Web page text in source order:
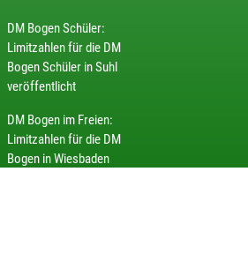
DM Bogen Schüler:
Limitzahlen für die DM
Bogen Schüler in Suhl
veröffentlicht
DM Bogen im Freien:
Limitzahlen für die DM
Bogen in Wiesbaden